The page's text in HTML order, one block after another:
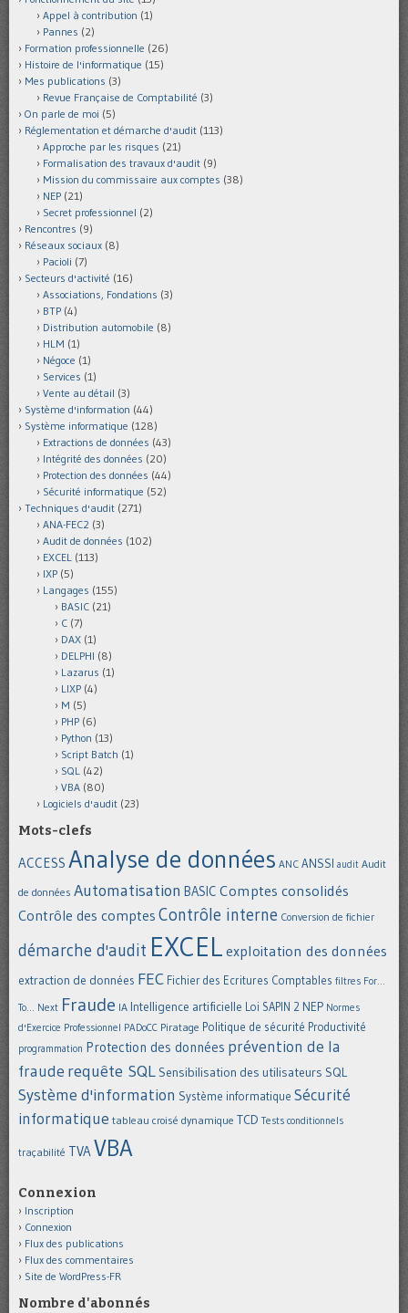
Appel à contribution (1)
Pannes (2)
Formation professionnelle (26)
Histoire de l'informatique (15)
Mes publications (3)
Revue Française de Comptabilité (3)
On parle de moi (5)
Réglementation et démarche d'audit (113)
Approche par les risques (21)
Formalisation des travaux d'audit (9)
Mission du commissaire aux comptes (38)
NEP (21)
Secret professionnel (2)
Rencontres (9)
Réseaux sociaux (8)
Pacioli (7)
Secteurs d'activité (16)
Associations, Fondations (3)
BTP (4)
Distribution automobile (8)
HLM (1)
Négoce (1)
Services (1)
Vente au détail (3)
Système d'information (44)
Système informatique (128)
Extractions de données (43)
Intégrité des données (20)
Protection des données (44)
Sécurité informatique (52)
Techniques d'audit (271)
ANA-FEC2 (3)
Audit de données (102)
EXCEL (113)
IXP (5)
Langages (155)
BASIC (21)
C (7)
DAX (1)
DELPHI (8)
Lazarus (1)
LIXP (4)
M (5)
PHP (6)
Python (13)
Script Batch (1)
SQL (42)
VBA (80)
Logiciels d'audit (23)
Mots-clefs
ACCESS Analyse de données ANC ANSSI audit Audit
de données Automatisation BASIC Comptes consolidés
Contrôle des comptes Contrôle interne Conversion de fichier
démarche d'audit EXCEL exploitation des données
extraction de données FEC Fichier des Ecritures Comptables filtres For...
To... Next Fraude IA Intelligence artificielle Loi SAPIN 2 NEP Normes
d'Exercice Professionnel PADoCC Piratage Politique de sécurité Productivité
programmation Protection des données prévention de la
fraude requête SQL Sensibilisation des utilisateurs SQL
Système d'information Système informatique Sécurité
informatique tableau croisé dynamique TCD Tests conditionnels
traçabilité TVAVBA
Connexion
Inscription
Connexion
Flux des publications
Flux des commentaires
Site de WordPress-FR
Nombre d'abonnés